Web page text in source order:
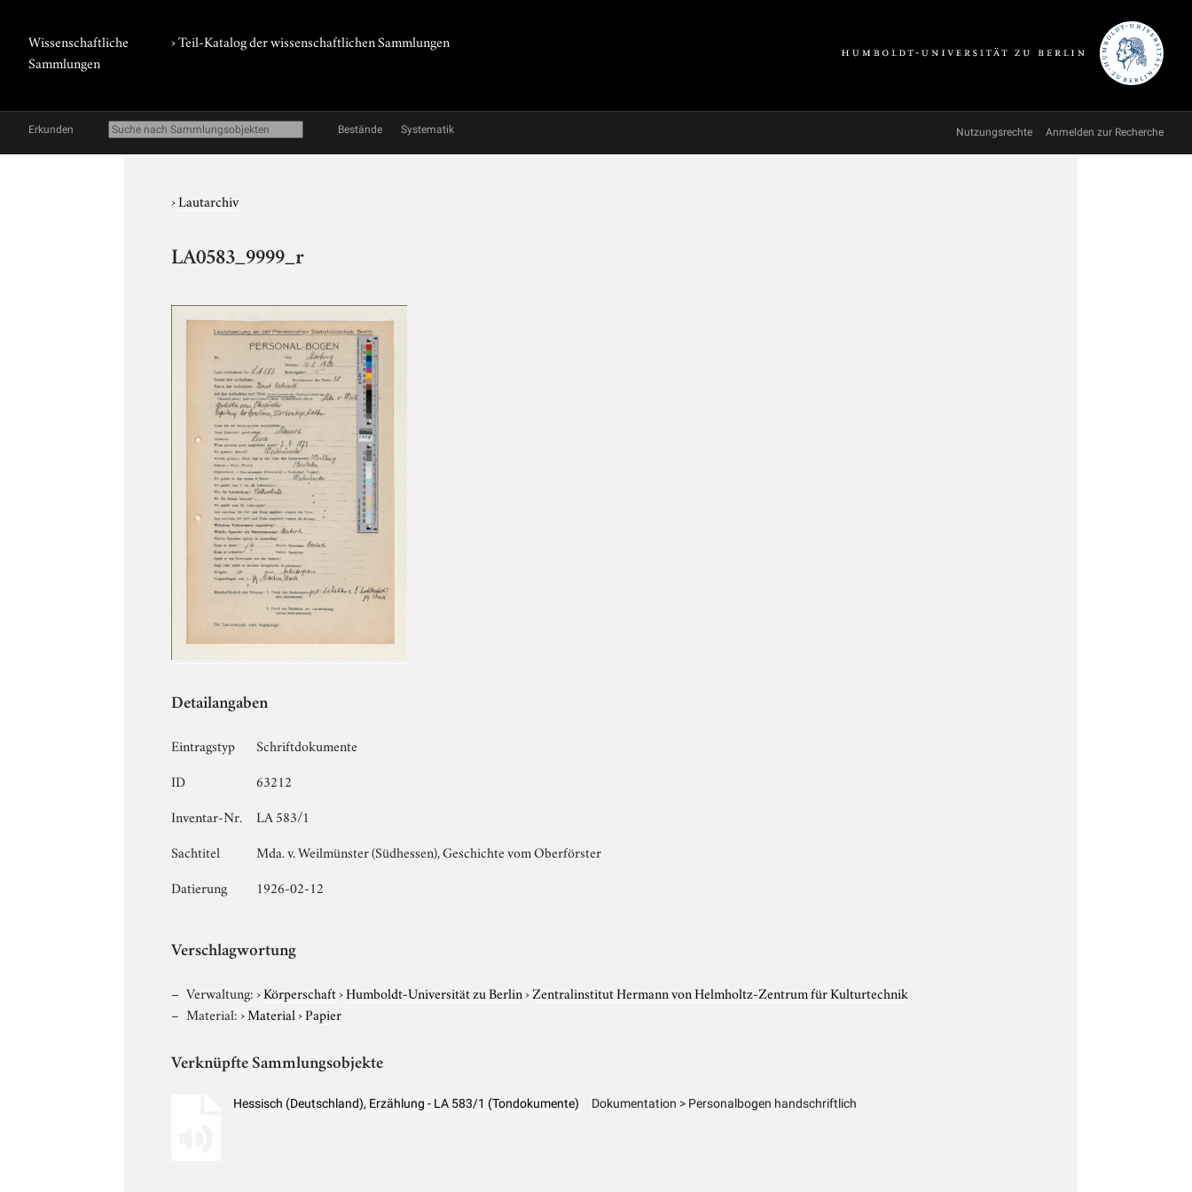
Wissenschaftliche
Sammlungen
› Teil-Katalog der wissenschaftlichen Sammlungen
Erkunden Bestände Systematik Nutzungsrechte Anmelden zur Recherche
›Lautarchiv
LA0583_9999_r
Detailangaben
Eintragstyp
Schriftdokumente
ID
63212
Inventar-Nr.
LA 583/1
Sachtitel
Mda. v. Weilmünster (Südhessen), Geschichte vom Oberförster
Datierung
1926-02-12
Verschlagwortung
Verwaltung:›Körperschaft›Humboldt-Universität zu Berlin›Zentralinstitut Hermann von Helmholtz-Zentrum für Kulturtechnik
Material:›Material›Papier
Verknüpfte Sammlungsobjekte
Hessisch (Deutschland), Erzählung - LA 583/1 (Tondokumente) Dokumentation > Personalbogen handschriftlich